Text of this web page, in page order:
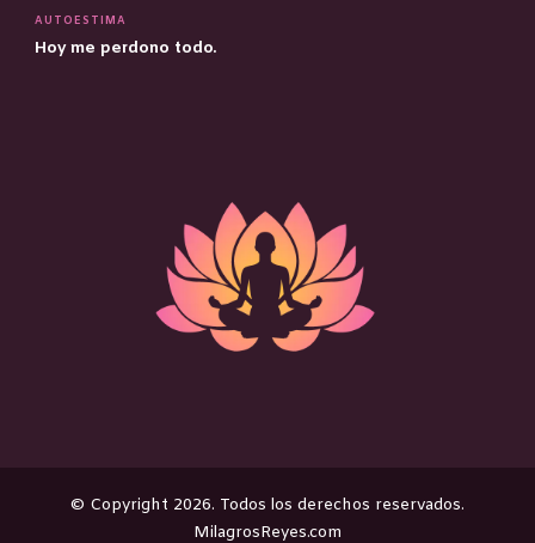
AUTOESTIMA
Hoy me perdono todo.
©️ Copyright 2026. Todos los derechos reservados.
MilagrosReyes.com